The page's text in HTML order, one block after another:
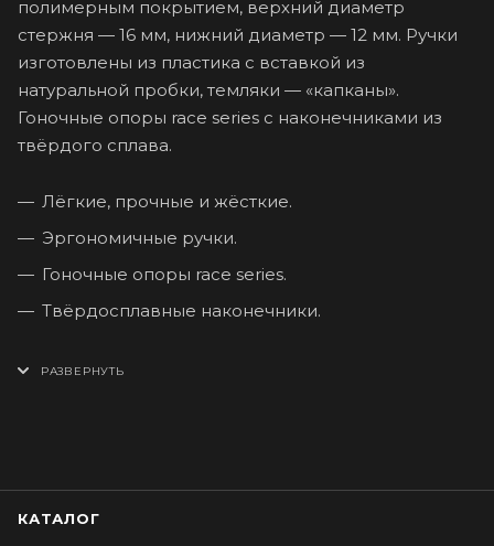
полимерным покрытием, верхний диаметр
стержня — 16 мм, нижний диаметр — 12 мм. Ручки
изготовлены из пластика с вставкой из
натуральной пробки, темляки — «капканы».
Гоночные опоры race series с наконечниками из
твёрдого сплава.
Лёгкие, прочные и жёсткие.
Эргономичные ручки.
Гоночные опоры race series.
Твёрдосплавные наконечники.
КАТАЛОГ